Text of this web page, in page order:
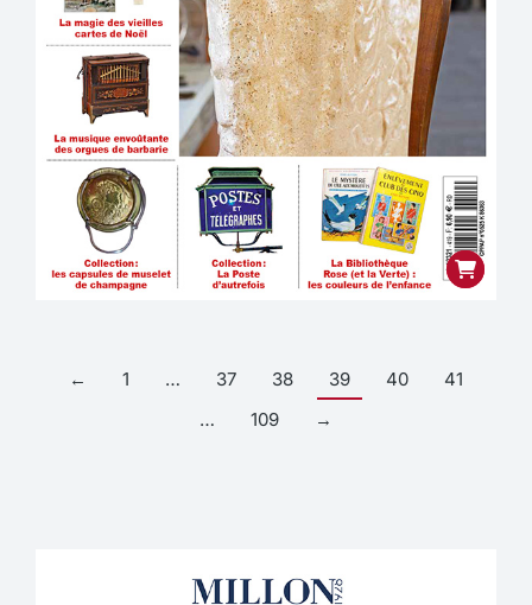
← 1 … 37 38 39 40
41
…
109 →